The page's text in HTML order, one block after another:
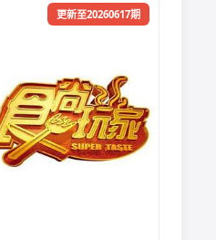
更新至20260617期